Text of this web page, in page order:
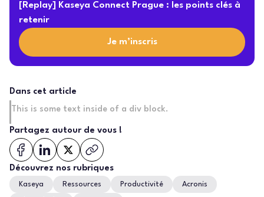
[Replay] Kaseya Connect Prague : les points clés à
retenir
Je m’inscris
Dans cet article
This is some text inside of a div block.
Partagez autour de vous !
Découvrez nos rubriques
Kaseya Ressources Productivité Acronis